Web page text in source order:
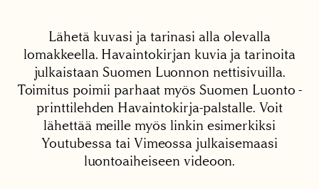
Lähetä kuvasi ja tarinasi alla olevalla
lomakkeella. Havaintokirjan kuvia ja tarinoita
julkaistaan Suomen Luonnon nettisivuilla.
Toimitus poimii parhaat myös Suomen Luonto -
printtilehden Havaintokirja-palstalle. Voit
lähettää meille myös linkin esimerkiksi
Youtubessa tai Vimeossa julkaisemaasi
luontoaiheiseen videoon.